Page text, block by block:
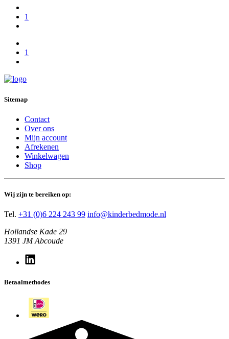
1
1
Sitemap
Contact
Over ons
Mijn account
Afrekenen
Winkelwagen
Shop
Wij zijn te bereiken op:
Tel. +31 (0)6 224 243 99 info@kinderbedmode.nl
Hollandse Kade 29
1391 JM Abcoude
Betaalmethodes